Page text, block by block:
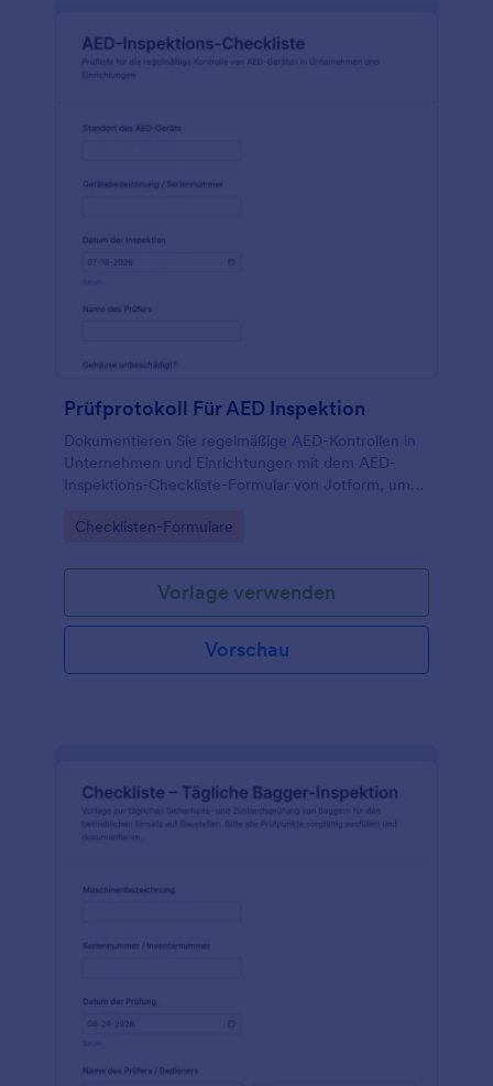
Prüfprotokoll Für AED Inspektion
Dokumentieren Sie regelmäßige AED-Kontrollen in
Unternehmen und Einrichtungen mit dem AED-
Inspektions-Checkliste-Formular von Jotform, um
zentral zu erfassen.
Go to Category:
Checklisten-Formulare
Vorlage verwenden
Vorschau